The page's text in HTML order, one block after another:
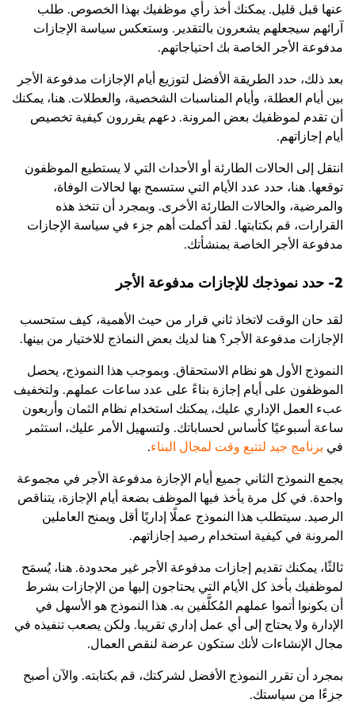
عنها قبل قليل. يمكنك أخذ رأي موظفيك بهذا الخصوص. طلب
آرائهم سيجعلهم يشعرون بالتقدير. وستعكس سياسة الإجازات
مدفوعة الأجر الخاصة بك احتياجاتهم.
بعد ذلك، حدد الطريقة الأفضل لتوزيع أيام الإجازات مدفوعة الأجر
بين أيام العطلة، وأيام المناسبات الشخصية، والعطلات. هنا، يمكنك
أن تقدم لموظفيك بعض المرونة. دعهم يقررون كيفية تخصيص
أيام إجازاتهم.
انتقل إلى الحالات الطارئة أو الأحداث التي لا يستطيع الموظفون
توقعها. هنا، حدد عدد الأيام التي ستسمح بها لحالات الوفاة،
والمرضية، والحالات الطارئة الأخرى. وبمجرد أن تتخذ هذه
القرارات، قم بكتابتها. لقد أكملت أهم جزء في سياسة الإجازات
مدفوعة الأجر الخاصة بمنشأتك.
2- حدد نموذجك للإجازات مدفوعة الأجر
لقد حان الوقت لاتخاذ ثاني قرار من حيث الأهمية، كيف ستحسب
الإجازات مدفوعة الأجر؟ هنا لديك بعض النماذج للاختيار من بينها.
النموذج الأول هو نظام الاستحقاق. وبموجب هذا النموذج، يحصل
الموظفون على أيام إجازة بناءً على عدد ساعات عملهم. ولتخفيف
عبء العمل الإداري عليك، يمكنك استخدام نظام الثمان وأربعون
ساعة أسبوعيًا كأساس لحساباتك. ولتسهيل الأمر عليك، استثمر
في برنامج جيد لتتبع وقت لمجال البناء.
يجمع النموذج الثاني جميع أيام الإجازة مدفوعة الأجر في مجموعة
واحدة. في كل مرة يأخذ فيها الموظف بضعة أيام الإجازة، يتناقص
الرصيد. سيتطلب هذا النموذج عملًا إداريًا أقل ويمنح العاملين
المرونة في كيفية استخدام رصيد إجازاتهم.
ثالثًا، يمكنك تقديم إجازات مدفوعة الأجر غير محدودة. هنا، يُسمَح
لموظفيك بأخذ كل الأيام التي يحتاجون إليها من الإجازات بشرط
أن يكونوا أتموا عملهم المُكلَّفين به. هذا النموذج هو الأسهل في
الإدارة ولا يحتاج إلى أي عمل إداري تقريبا. ولكن يصعب تنفيذه في
مجال الإنشاءات لأنك ستكون عرضة لنقص العمال.
بمجرد أن تقرر النموذج الأفضل لشركتك، قم بكتابته. والآن أصبح
جزءًا من سياستك.